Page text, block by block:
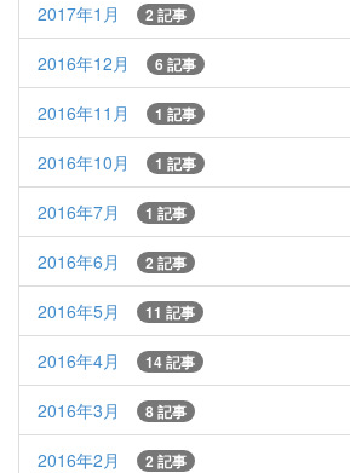
2017年1月 2 記事
2016年12月 6 記事
2016年11月 1 記事
2016年10月 1 記事
2016年7月 1 記事
2016年6月 2 記事
2016年5月 11 記事
2016年4月 14 記事
2016年3月 8 記事
2016年2月 2 記事